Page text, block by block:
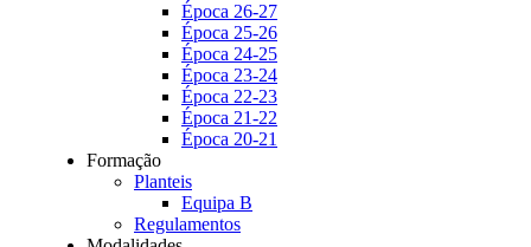
Época 26-27
Época 25-26
Época 24-25
Época 23-24
Época 22-23
Época 21-22
Época 20-21
Formação
Planteis
Equipa B
Regulamentos